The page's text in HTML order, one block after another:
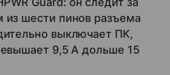
шести пинов разъема
выключает ПК,
9,5 А дольше 15